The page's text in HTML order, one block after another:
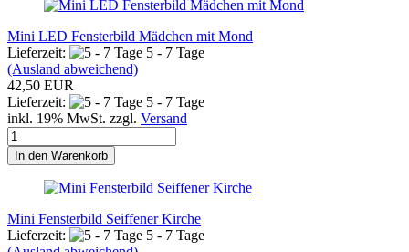
Mini LED Fensterbild Mädchen mit Mond
Lieferzeit:
5 - 7 Tage
(Ausland abweichend)
42,50 EUR
Lieferzeit:
5 - 7 Tage
inkl. 19% MwSt. zzgl. Versand
In den Warenkorb
Mini Fensterbild Seiffener Kirche
Lieferzeit:
5 - 7 Tage